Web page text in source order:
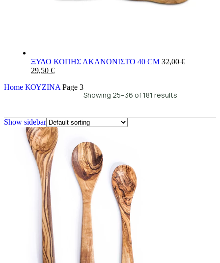
ΞΥΛΟ ΚΟΠΗΣ ΑΚΑΝΟΝΙΣΤΟ 40 CM 32,00€
29,50 €
Home ΚΟΥΖΙΝΑ Page 3
Showing 25–36 of 181 results
Show sidebar